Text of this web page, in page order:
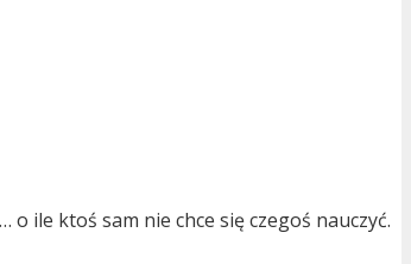
o ile ktoś sam nie chce się czegoś nauczyć.